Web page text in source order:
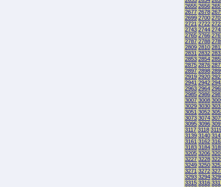
2655 2656
2677 2678
2699 2700
2721 2722
2743 2744
2765 2766
2787 2788
2809 2810
2831 2832
2853 2854
2875 2876
2897 2898
2919 2920
2941 2942
2963 2964
2985 2986
3007 3008
3029 3030
3051 3052
3073 3074
3095 3096
3117 3118
3139 3140
3161 3162
3183 3184
3205 3206
3227 3228
3249 3250
3271 3272
3293 3294
3315 3316